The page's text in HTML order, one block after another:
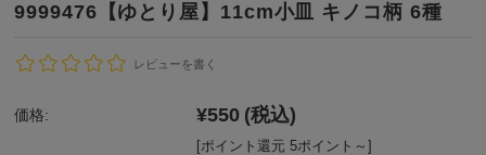
9999476【ゆとり屋】11cm小皿 キノコ柄 6種
レビューを書く
価格: ¥550 (税込)
[ポイント還元 5ポイント～]